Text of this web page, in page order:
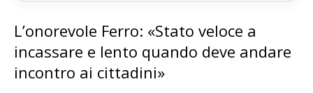
L’onorevole Ferro: «Stato veloce a
incassare e lento quando deve andare
incontro ai cittadini»